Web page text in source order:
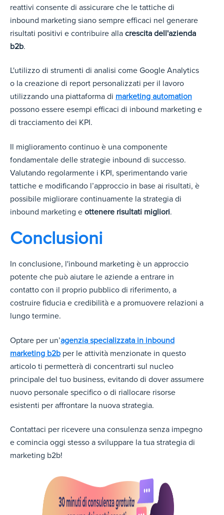
reattivi consente di assicurare che le tattiche di
inbound marketing siano sempre efficaci nel generare
risultati positivi e contribuire alla crescita dell'azienda
b2b.
L'utilizzo di strumenti di analisi come Google Analytics
o la creazione di report personalizzati per il lavoro
utilizzando una piattaforma di marketing automation
possono essere esempi efficaci di inbound marketing e
di tracciamento dei KPI.
Il miglioramento continuo è una componente
fondamentale delle strategie inbound di successo.
Valutando regolarmente i KPI, sperimentando varie
tattiche e modificando l’approccio in base ai risultati, è
possibile migliorare continuamente la strategia di
inbound marketing e ottenere risultati migliori.
Conclusioni
In conclusione, l'inbound marketing è un approccio
potente che può aiutare le aziende a entrare in
contatto con il proprio pubblico di riferimento, a
costruire fiducia e credibilità e a promuovere relazioni a
lungo termine.
Optare per un’agenzia specializzata in inbound
marketing b2b per le attività menzionate in questo
articolo ti permetterà di concentrarti sul nucleo
principale del tuo business, evitando di dover assumere
nuovo personale specifico o di riallocare risorse
esistenti per affrontare la nuova strategia.
Contattaci per ricevere una consulenza senza impegno
e comincia oggi stesso a sviluppare la tua strategia di
marketing b2b!